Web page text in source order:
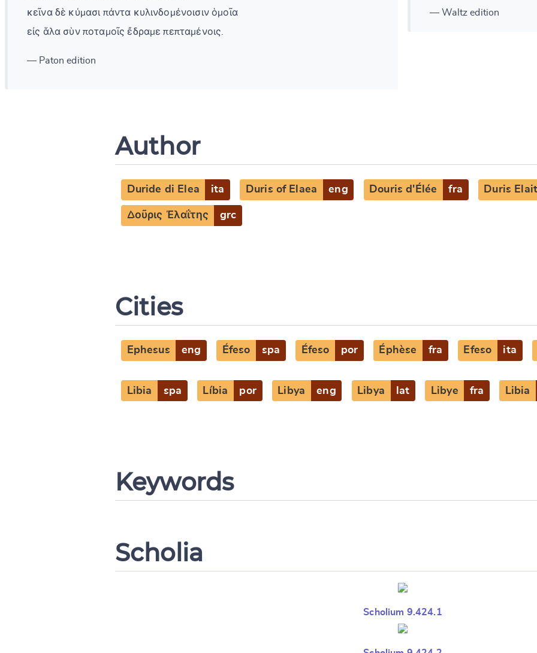
κεῖνα δὲ κύμασι πάντα κυλινδομένοισιν ὁμοῖα
εἰς ἅλα σὺν ποταμοῖς ἔδραμε πεπταμένοις.
— Paton edition
— Waltz edition
Author
Duride di Elea ita Duris of Elaea eng Douris d'Élée fra Duris
Δοῦρις Ἐλαΐτης grc
Cities
Ephesus eng Éfeso spa Éfeso por Éphèse fra Efeso ita
Libia spa Líbia por Libya eng Libya lat Libye fra Libia
Keywords
Scholia
Scholium 9.424.1